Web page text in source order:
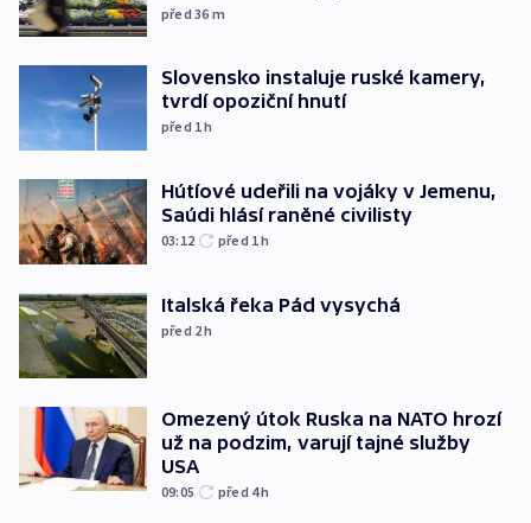
před 36 m
Slovensko instaluje ruské kamery,
tvrdí opoziční hnutí
před 1h
Hútíové udeřili na vojáky v Jemenu,
Saúdi hlásí raněné civilisty
03:12 před 1h
Italská řeka Pád vysychá
před 2h
Omezený útok Ruska na NATO hrozí
už na podzim, varují tajné služby
USA
09:05 před 4h